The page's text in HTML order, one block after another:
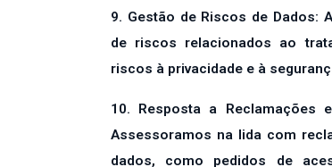
9. Gestão de Riscos de Dados:
de riscos relacionados ao
riscos à privacidade e à
10. Resposta a Reclamações
Assessoramos na lida com
dados, como pedidos de